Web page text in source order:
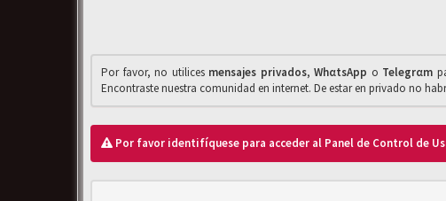
Por favor, no utilices mensajes privados,WhαtsApp o Telegrαm
Encontraste nuestra comunidad en internet. De estar en privado no
Por favor identifíquese para acceder al Panel de Control de